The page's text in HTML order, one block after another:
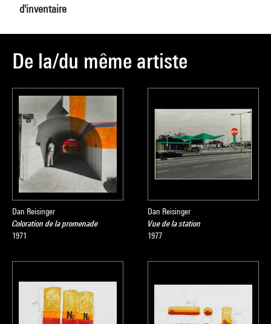
d'inventaire
De la/du même artiste
Dan Reisinger
Coloration de la promenade
1971
Dan Reisinger
Vue de la station
1977